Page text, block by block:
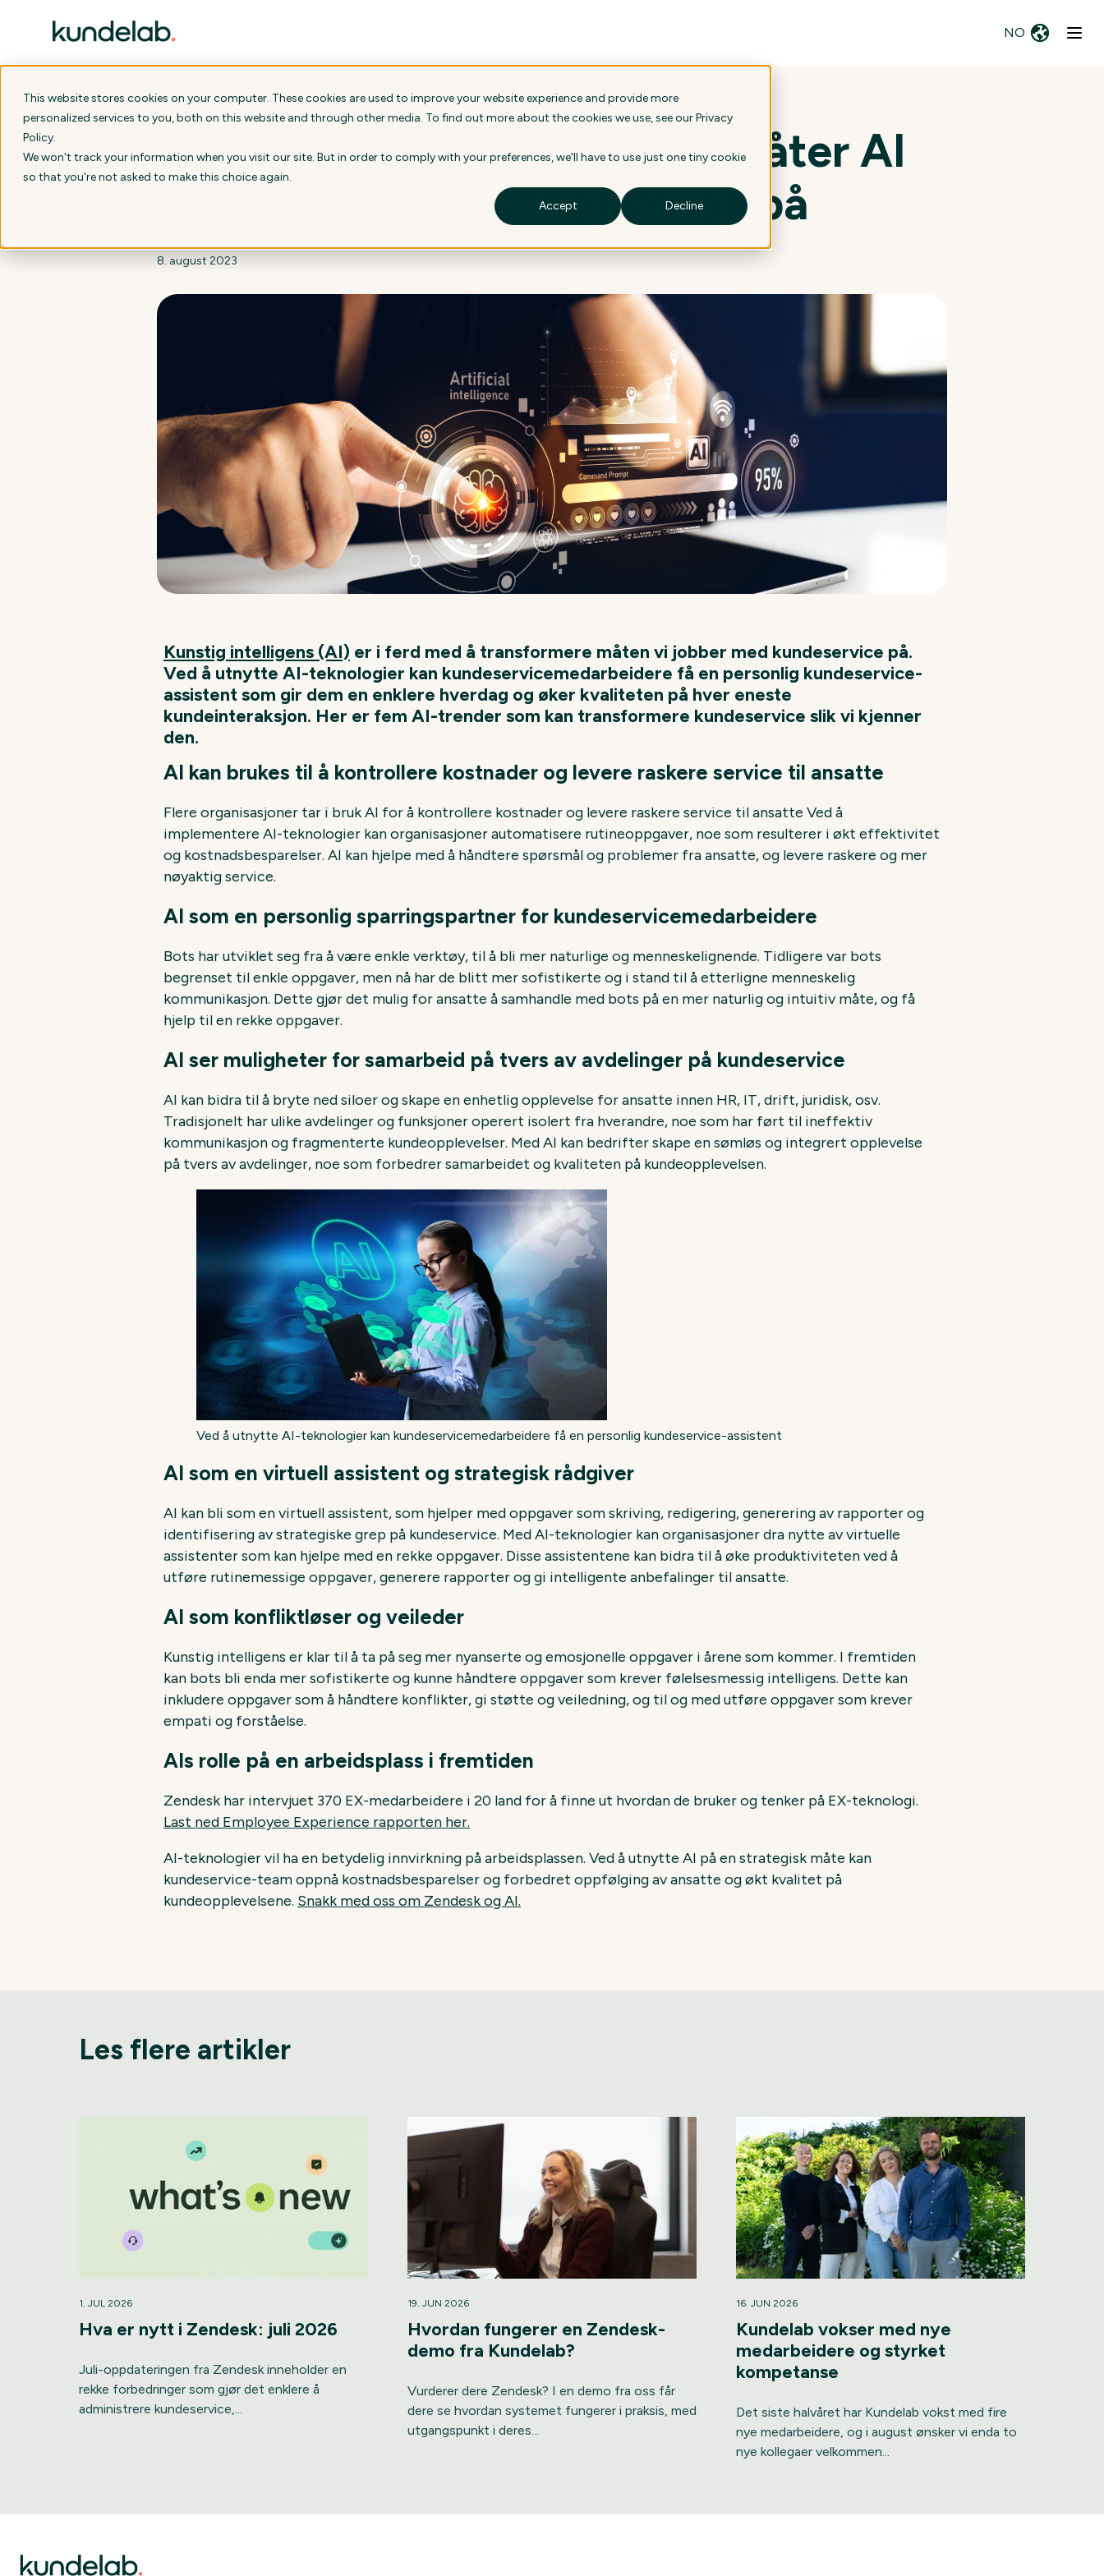
This website stores cookies on your computer. These cookies are used to improve your website experience and provide more
personalized services to you, both on this website and through other media. To find out more about the cookies we use, see ourPrivacy
Policy.
We won't track your information when you visit our site. But in order to comply with your preferences, we'll have to use just one tiny cookie
so that you're not asked to make this choice again.
Accept Decline
NO
En fremtidsrettet Guide: 5 Måter AI
transformerer kundeservice på
8. august 2023
Kunstig intelligens (AI) er i ferd med å transformere måten vi jobber med kundeservice på.
Ved å utnytte AI-teknologier kan kundeservicemedarbeidere få en personlig kundeservice-
assistent som gir dem en enklere hverdag og øker kvaliteten på hver eneste
kundeinteraksjon. Her er fem AI-trender som kan transformere kundeservice slik vi kjenner
den.
AI kan brukes til å kontrollere kostnader og levere raskere service til ansatte
Flere organisasjoner tar i bruk AI for å kontrollere kostnader og levere raskere service til ansatte Ved å
implementere AI-teknologier kan organisasjoner automatisere rutineoppgaver, noe som resulterer i økt effektivitet
og kostnadsbesparelser. AI kan hjelpe med å håndtere spørsmål og problemer fra ansatte, og levere raskere og mer
nøyaktig service.
AI som en personlig sparringspartner for kundeservicemedarbeidere
Bots har utviklet seg fra å være enkle verktøy, til å bli mer naturlige og menneskelignende. Tidligere var bots
begrenset til enkle oppgaver, men nå har de blitt mer sofistikerte og i stand til å etterligne menneskelig
kommunikasjon. Dette gjør det mulig for ansatte å samhandle med bots på en mer naturlig og intuitiv måte, og få
hjelp til en rekke oppgaver.
AI ser muligheter for samarbeid på tvers av avdelinger på kundeservice
AI kan bidra til å bryte ned siloer og skape en enhetlig opplevelse for ansatte innen HR, IT, drift, juridisk, osv.
Tradisjonelt har ulike avdelinger og funksjoner operert isolert fra hverandre, noe som har ført til ineffektiv
kommunikasjon og fragmenterte kundeopplevelser. Med AI kan bedrifter skape en sømløs og integrert opplevelse
på tvers av avdelinger, noe som forbedrer samarbeidet og kvaliteten på kundeopplevelsen.
Ved å utnytte AI-teknologier kan kundeservicemedarbeidere få en personlig kundeservice-assistent
AI som en virtuell assistent og strategisk rådgiver
AI kan bli som en virtuell assistent, som hjelper med oppgaver som skriving, redigering, generering av rapporter og
identifisering av strategiske grep på kundeservice. Med AI-teknologier kan organisasjoner dra nytte av virtuelle
assistenter som kan hjelpe med en rekke oppgaver. Disse assistentene kan bidra til å øke produktiviteten ved å
utføre rutinemessige oppgaver, generere rapporter og gi intelligente anbefalinger til ansatte.
AI som konfliktløser og veileder
Kunstig intelligens er klar til å ta på seg mer nyanserte og emosjonelle oppgaver i årene som kommer. I fremtiden
kan bots bli enda mer sofistikerte og kunne håndtere oppgaver som krever følelsesmessig intelligens. Dette kan
inkludere oppgaver som å håndtere konflikter, gi støtte og veiledning, og til og med utføre oppgaver som krever
empati og forståelse.
AIs rolle på en arbeidsplass i fremtiden
Zendesk har intervjuet 370 EX-medarbeidere i 20 land for å finne ut hvordan de bruker og tenker på EX-teknologi.
Last ned Employee Experience rapporten her.
AI-teknologier vil ha en betydelig innvirkning på arbeidsplassen. Ved å utnytte AI på en strategisk måte kan
kundeservice-team oppnå kostnadsbesparelser og forbedret oppfølging av ansatte og økt kvalitet på
kundeopplevelsene. Snakk med oss om Zendesk og AI.
Les flere artikler
1. JUL 2026
Hva er nytt i Zendesk: juli 2026
Juli-oppdateringen fra Zendesk inneholder en
rekke forbedringer som gjør det enklere å
administrere kundeservice,...
19. JUN 2026
Hvordan fungerer en Zendesk-
demo fra Kundelab?
Vurderer dere Zendesk? I en demo fra oss får
dere se hvordan systemet fungerer i praksis, med
utgangspunkt i deres...
16. JUN 2026
Kundelab vokser med nye
medarbeidere og styrket
kompetanse
Det siste halvåret har Kundelab vokst med fire
nye medarbeidere, og i august ønsker vi enda to
nye kollegaer velkommen...